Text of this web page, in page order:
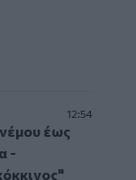
12:54
έως
-